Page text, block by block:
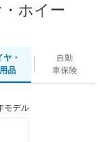
ホイー
ヤ・
品
自動
車保険
モデル